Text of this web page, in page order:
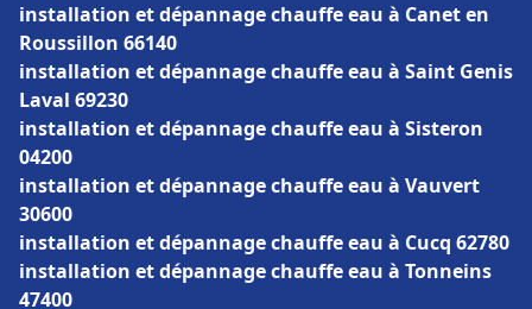
installation et dépannage chauffe eau à Canet en
Roussillon 66140
installation et dépannage chauffe eau à Saint Genis
Laval 69230
installation et dépannage chauffe eau à Sisteron
04200
installation et dépannage chauffe eau à Vauvert
30600
installation et dépannage chauffe eau à Cucq 62780
installation et dépannage chauffe eau à Tonneins
47400